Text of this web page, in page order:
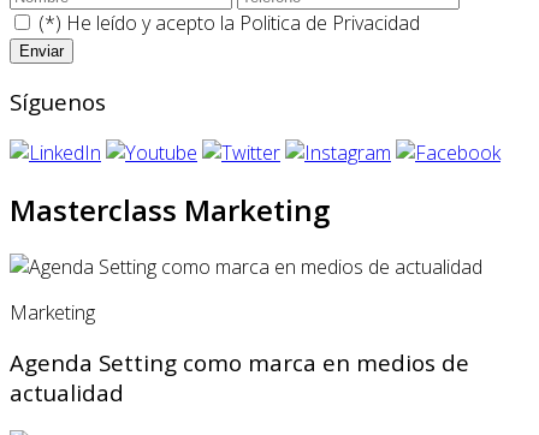
(*) He leído y acepto la Politica de Privacidad
Síguenos
Masterclass Marketing
Marketing
Agenda Setting como marca en medios de
actualidad